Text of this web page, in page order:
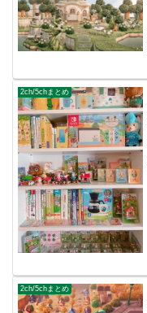
2ch/5chまとめ
2ch/5chまとめ